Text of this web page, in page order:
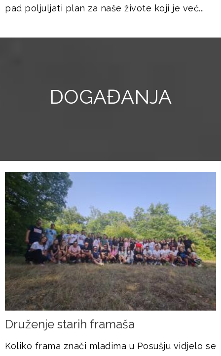
pad poljuljati plan za naše živote koji je već...
DOGAĐANJA
Druženje starih framaša
Koliko frama znači mladima u Posušju vidjelo se